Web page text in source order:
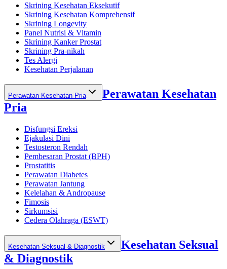
Skrining Kesehatan Eksekutif
Skrining Kesehatan Komprehensif
Skrining Longevity
Panel Nutrisi & Vitamin
Skrining Kanker Prostat
Skrining Pra-nikah
Tes Alergi
Kesehatan Perjalanan
Perawatan Kesehatan Pria
Perawatan Kesehatan
Pria
Disfungsi Ereksi
Ejakulasi Dini
Testosteron Rendah
Pembesaran Prostat (BPH)
Prostatitis
Perawatan Diabetes
Perawatan Jantung
Kelelahan & Andropause
Fimosis
Sirkumsisi
Cedera Olahraga (ESWT)
Kesehatan Seksual & Diagnostik
Kesehatan Seksual
& Diagnostik